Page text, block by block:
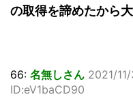
の取得を諦めたから
66: 名無しさん 2021/
ID:eV1baCD90